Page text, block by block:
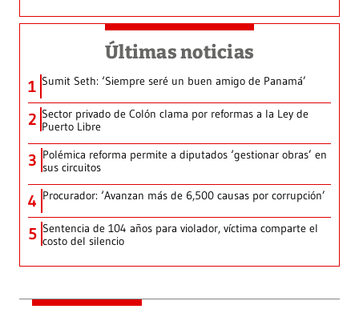
Últimas noticias
1 Sumit Seth: ‘Siempre seré un buen amigo de Panamá’
2 Sector privado de Colón clama por reformas a la Ley de
Puerto Libre
3 Polémica reforma permite a diputados ‘gestionar obras’ en
sus circuitos
4 Procurador: ‘Avanzan más de 6,500 causas por corrupción’
5 Sentencia de 104 años para violador, víctima comparte el
costo del silencio